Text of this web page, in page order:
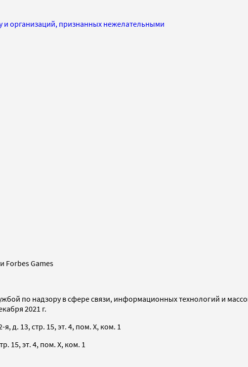
и организаций, признанных нежелательными
Forbes Games
по надзору в сфере связи, информационных технологий и
2021 г.
д. 13, стр. 15, эт. 4, пом. X, ком. 1
15, эт. 4, пом. X, ком. 1